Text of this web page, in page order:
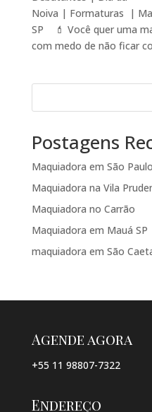
Noiva | Formaturas |
SP 💄 Você quer uma
com medo de não ficar
Postagens
Maquiadora em São Paulo
Maquiadora na Vila
Maquiadora no Carrão
Maquiadora em Mauá SP
maquiadora em São
Agende agora
+55 11 98807-7322
Endereço